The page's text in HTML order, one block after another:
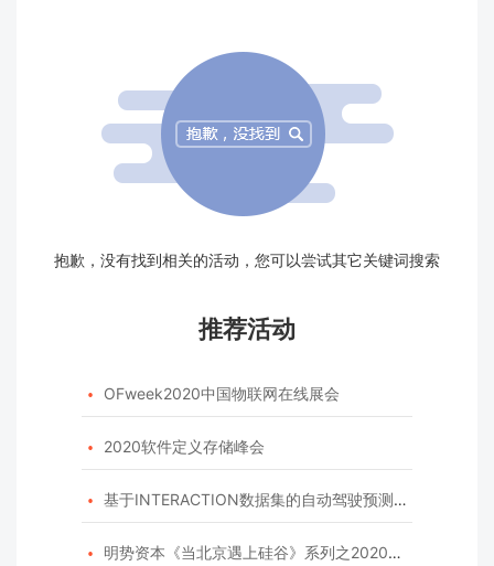
抱歉，没有找到相关的活动，您可以尝试其它关键词搜索
推荐活动
 OFweek2020中国物联网在线展会
 2020软件定义存储峰会
 基于INTERACTION数据集的自动驾驶预测模型挑战赛
 明势资本《当北京遇上硅谷》系列之2020年度开源峰会